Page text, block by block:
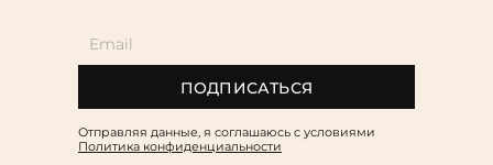
ПОДПИСАТЬСЯ
Отправляя данные, я соглашаюсь c условиями
Политика конфиденциальности